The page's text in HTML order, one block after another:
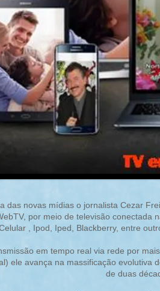
das novas mídias o jornalista Cezar
por meio de televisão conectada
, Ipod, Iped, Blackberry, entre
em tempo real via rede por
ele avança na massificação evolutiva
de duas